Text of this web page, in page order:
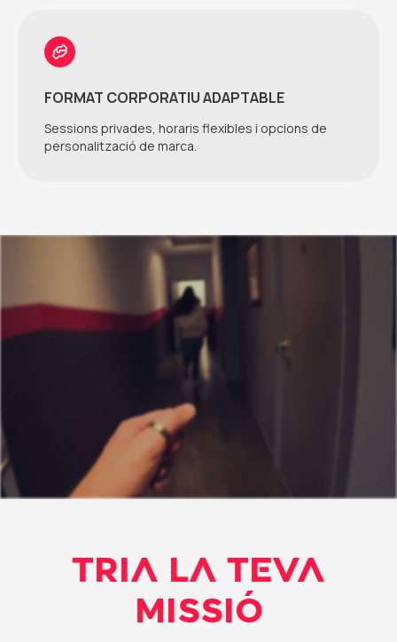
FORMAT CORPORATIU ADAPTABLE
Sessions privades, horaris flexibles i opcions de
personalització de marca.
TRIA LA TEVA
MISSIÓ